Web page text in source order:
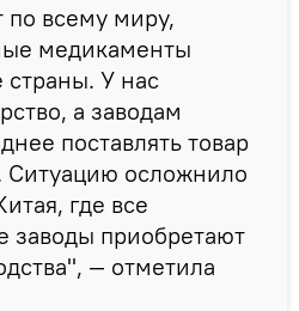
всему миру,
медикаменты
страны. У нас
а заводам
поставлять товар
осложнило
где все
заводы приобретают
— отметила